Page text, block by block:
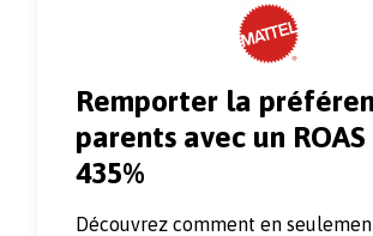
Remporter la
parents avec un ROAS
435%
Découvrez comment en